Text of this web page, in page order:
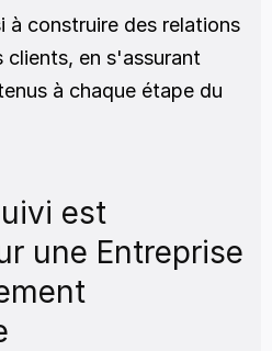
à construire des relations
clients, en s'assurant
à chaque étape du
est
une Entreprise